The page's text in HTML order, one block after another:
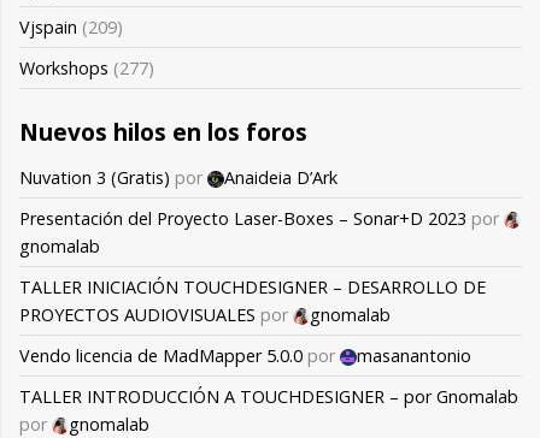
Vjspain (209)
Workshops (277)
Nuevos hilos en los foros
Nuvation 3 (Gratis) por
Anaideia D’Ark
Presentación del Proyecto Laser-Boxes – Sonar+D 2023 por
gnomalab
TALLER INICIACIÓN TOUCHDESIGNER – DESARROLLO DE
PROYECTOS AUDIOVISUALES por
gnomalab
Vendo licencia de MadMapper 5.0.0 por
masanantonio
TALLER INTRODUCCIÓN A TOUCHDESIGNER – por Gnomalab
por
gnomalab